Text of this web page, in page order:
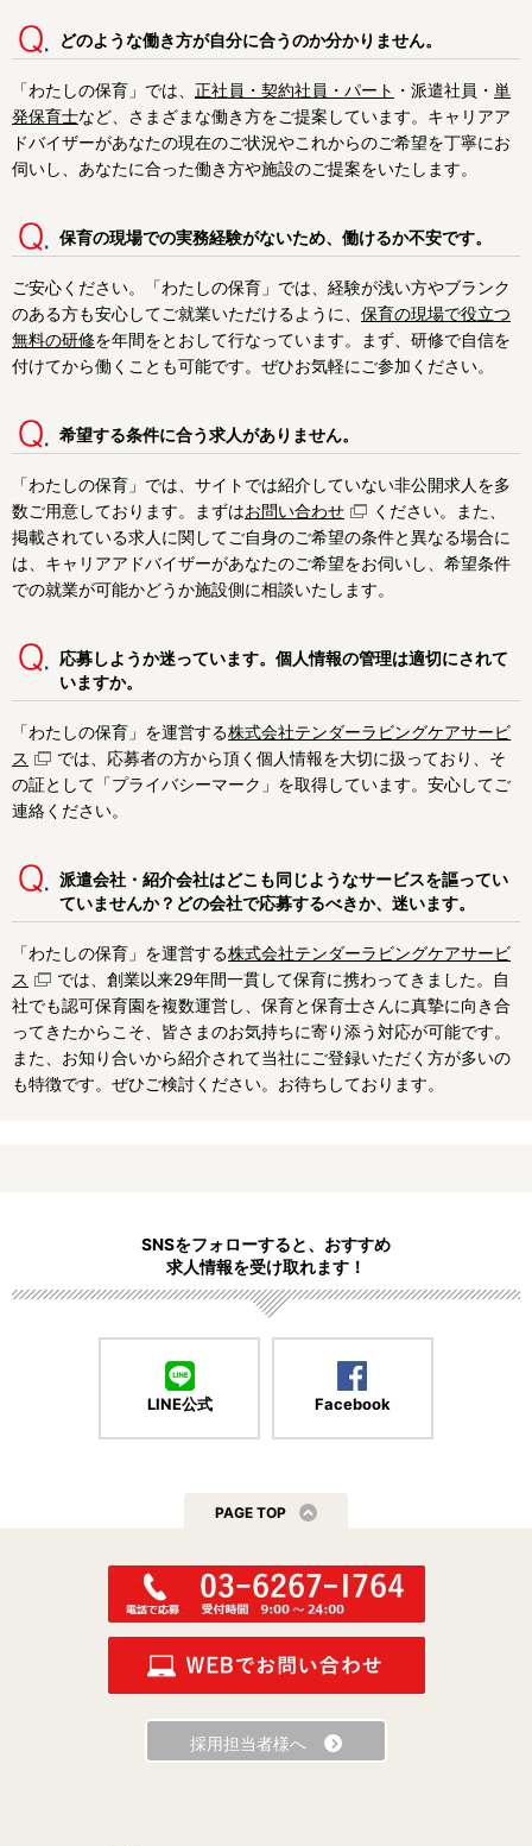
東京都で絞り込む
東京都 東京23区内 昭島市
あきる野市 稲城市 青梅市
国分寺市 小平市 狛江市
立川市 多摩市 調布市
西東京市 八王子市 羽村市
日野市 府中市 福生市
町田市 三鷹市 武蔵野市
武蔵村山市 西多摩郡
東京23区内 千代田区 中央区
渋谷区 台東区 墨田区
江東区
葛飾区 江戸川区
目黒区 大田区 世田谷区
中野区 杉並区 練馬区
豊島区 北区 板橋区
神奈川県で絞り込む
海老名市 小田原市
鎌倉市 座間市 逗子市
茅ケ崎市 秦野市 平塚市
三浦市 南足柄市
大和市 三浦郡 横須賀市
横浜市で絞り込む
鶴見区 神奈川区
中区 南区
戸塚区 港南区
どのような働き方が自分に合うのか分かりません。
「わたしの保育」では、 正社員・契約社員・パート ・派遣社員・ 単
発保育士など、さまざまな働き方をご提案しています。キャリアア
ドバイザーがあなたの現在のご状況やこれからのご希望を丁寧にお
伺いし、あなたに合った働き方や施設のご提案をいたします。
保育の現場での実務経験がないため、働けるか不安です。
ご安心ください。「わたしの保育」では、経験が浅い方やブランク
のある方も安心してご就業いただけるように、 保育の現場で役立つ
無料の研修を年間をとおして行なっています。まず、研修で自信を
付けてから働くことも可能です。ぜひお気軽にご参加ください。
希望する条件に合う求人がありません。
「わたしの保育」では、サイトでは紹介していない非公開求人を多
数ご用意しております。まずはお問い合わせ
ください。また、
掲載されている求人に関してご自身のご希望の条件と異なる場合に
は、キャリアアドバイザーがあなたのご希望をお伺いし、希望条件
での就業が可能かどうか施設側に相談いたします。
応募しようか迷っています。個人情報の管理は適切にされて
いますか。
「わたしの保育」を運営する株式会社テンダーラビングケアサービ
ス
では、応募者の方から頂く個人情報を大切に扱っており、そ
の証として「プライバシーマーク」を取得しています。安心してご
連絡ください。
派遣会社・紹介会社はどこも同じようなサービスを謳ってい
ていませんか？どの会社で応募するべきか、迷います。
「わたしの保育」を運営する株式会社テンダーラビングケアサービ
ス
では、創業以来29年間一貫して保育に携わってきました。自
社でも認可保育園を複数運営し、保育と保育士さんに真摯に向き合
ってきたからこそ、皆さまのお気持ちに寄り添う対応が可能です。
また、お知り合いから紹介されて当社にご登録いただく方が多いの
も特徴です。ぜひご検討ください。お待ちしております。
SNSをフォローすると、おすすめ
求人情報を受け取れます！
LINE公式 Facebook
PAGE TOP
採用担当者様へ